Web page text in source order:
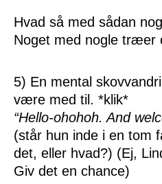
Hvad så med sådan
Noget med nogle træer
5) En mental
være med til. *klik*
“Hello-ohohoh. And
(står hun inde i en tom
det, eller hvad?) (Ej,
Giv det en chance)